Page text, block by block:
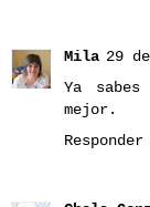
Mila 29
Ya
mejor.
Responder